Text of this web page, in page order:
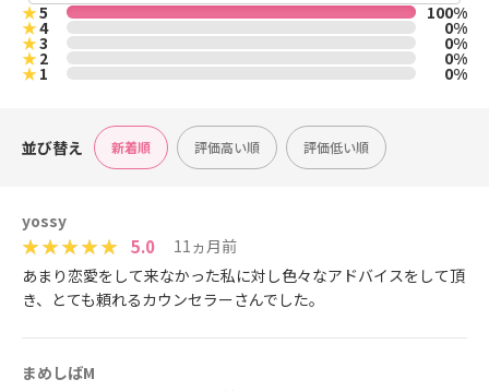
★5 100%
★4 0%
★3 0%
★2 0%
★1 0%
並び替え 新着順 評価高い順 評価低い順
yossy
5.0
11ヵ月前
あまり恋愛をして来なかった私に対し色々なアドバイスをして頂
き、とても頼れるカウンセラーさんでした。
まめしばM